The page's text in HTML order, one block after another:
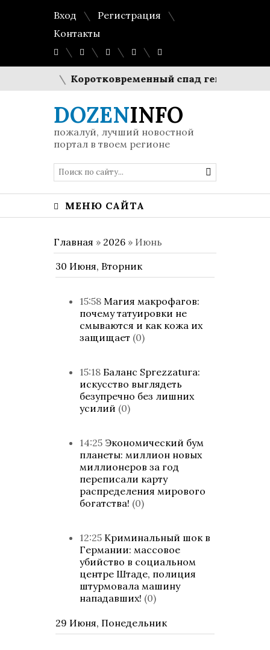
Вход
Регистрация
Контакты
Коротковременный спад генерации:
DOZENINFO
пожалуй, лучший новостной
портал в твоем регионе
МЕНЮ САЙТА
Главная » 2026 » Июнь
30 Июня, Вторник
15:58 Магия макрофагов:
почему татуировки не
смываются и как кожа их
защищает (0)
15:18 Баланс Sprezzatura:
искусство выглядеть
безупречно без лишних
усилий (0)
14:25 Экономический бум
планеты: миллион новых
миллионеров за год
переписали карту
распределения мирового
богатства! (0)
12:25 Криминальный шок в
Германии: массовое
убийство в социальном
центре Штаде, полиция
штурмовала машину
нападавших! (0)
29 Июня, Понедельник